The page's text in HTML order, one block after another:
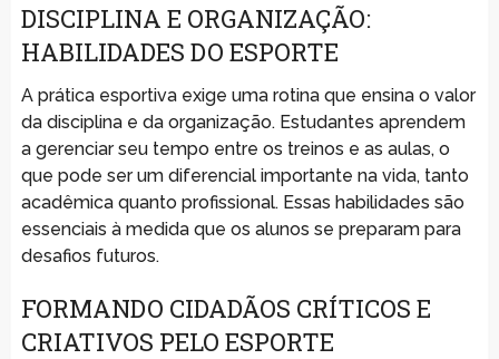
DISCIPLINA E ORGANIZAÇÃO:
HABILIDADES DO ESPORTE
A prática esportiva exige uma rotina que ensina o valor
da disciplina e da organização. Estudantes aprendem
a gerenciar seu tempo entre os treinos e as aulas, o
que pode ser um diferencial importante na vida, tanto
acadêmica quanto profissional. Essas habilidades são
essenciais à medida que os alunos se preparam para
desafios futuros.
FORMANDO CIDADÃOS CRÍTICOS E
CRIATIVOS PELO ESPORTE